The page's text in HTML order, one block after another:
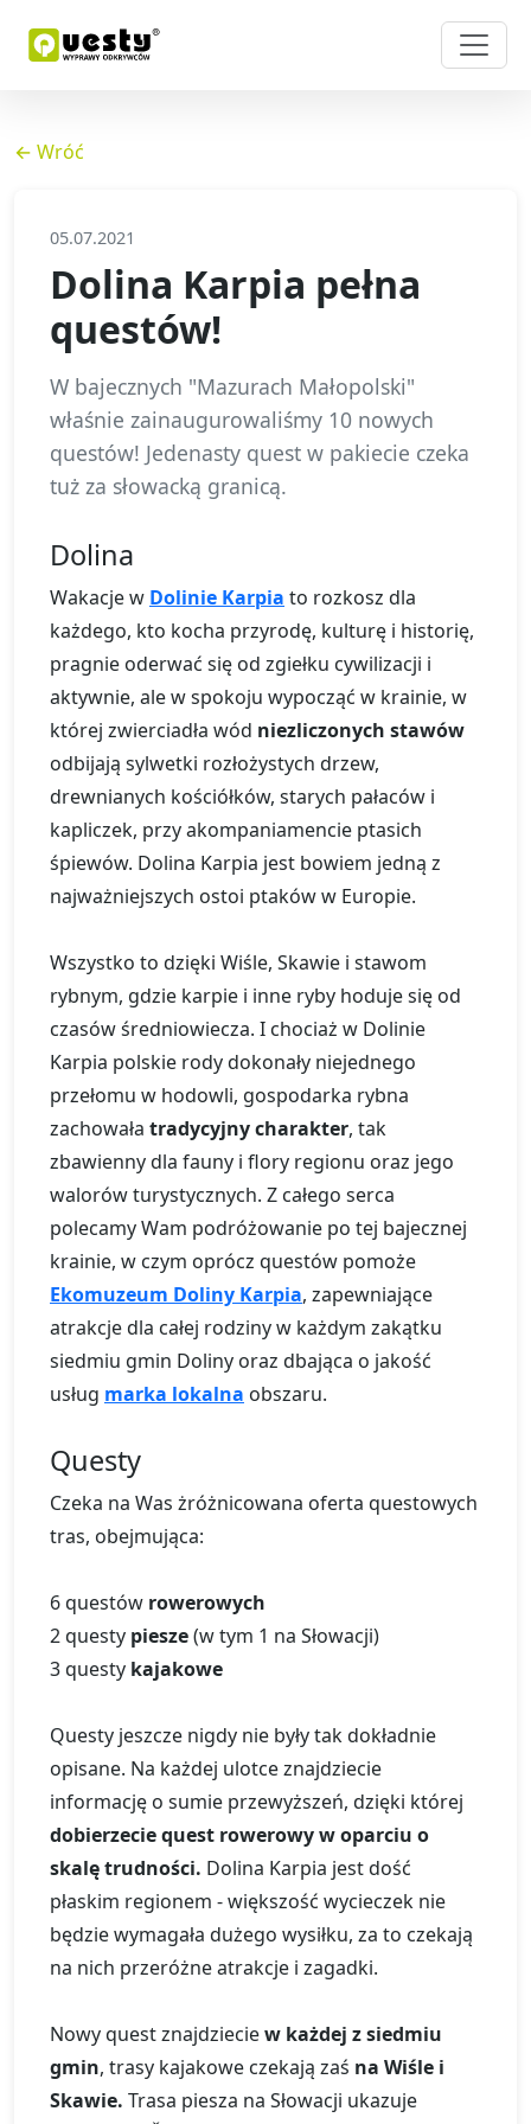
← Wróć
05.07.2021
Dolina Karpia pełna
questów!
W bajecznych "Mazurach Małopolski"
właśnie zainaugurowaliśmy 10 nowych
questów! Jedenasty quest w pakiecie czeka
tuż za słowacką granicą.
Dolina
Wakacje w Dolinie Karpia to rozkosz dla
każdego, kto kocha przyrodę, kulturę i historię,
pragnie oderwać się od zgiełku cywilizacji i
aktywnie, ale w spokoju wypocząć w krainie, w
której zwierciadła wód niezliczonych stawów
odbijają sylwetki rozłożystych drzew,
drewnianych kościółków, starych pałaców i
kapliczek, przy akompaniamencie ptasich
śpiewów. Dolina Karpia jest bowiem jedną z
najważniejszych ostoi ptaków w Europie.
Wszystko to dzięki Wiśle, Skawie i stawom
rybnym, gdzie karpie i inne ryby hoduje się od
czasów średniowiecza. I chociaż w Dolinie
Karpia polskie rody dokonały niejednego
przełomu w hodowli, gospodarka rybna
zachowała tradycyjny charakter, tak
zbawienny dla fauny i flory regionu oraz jego
walorów turystycznych. Z całego serca
polecamy Wam podróżowanie po tej bajecznej
krainie, w czym oprócz questów pomoże
Ekomuzeum Doliny Karpia, zapewniające
atrakcje dla całej rodziny w każdym zakątku
siedmiu gmin Doliny oraz dbająca o jakość
usług marka lokalna obszaru.
Questy
Czeka na Was żróżnicowana oferta questowych
tras, obejmująca:
6 questów rowerowych
2 questy piesze(w tym 1 na Słowacji)
3 questy kajakowe
Questy jeszcze nigdy nie były tak dokładnie
opisane. Na każdej ulotce znajdziecie
informację o sumie przewyższeń, dzięki której
dobierzecie quest rowerowy w oparciu o
skalę trudności. Dolina Karpia jest dość
płaskim regionem - większość wycieczek nie
będzie wymagała dużego wysiłku, za to czekają
na nich przeróżne atrakcje i zagadki.
Nowy quest znajdzieciew każdej z siedmiu
gmin, trasy kajakowe czekają zaś na Wiśle i
Skawie. Trasa piesza na Słowacji ukazuje